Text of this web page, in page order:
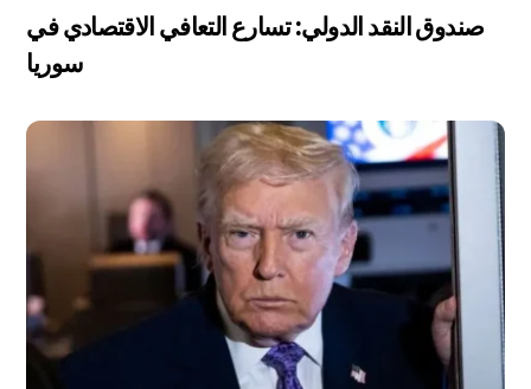
صندوق النقد الدولي: تسارع التعافي الاقتصادي في
سوريا